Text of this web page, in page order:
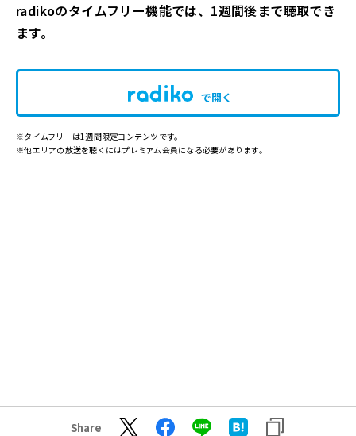
radikoのタイムフリー機能では、1週間後まで聴取でき
ます。
で開く
※タイムフリーは1週間限定コンテンツです。
※他エリアの放送を聴くにはプレミアム会員になる必要があります。
Share